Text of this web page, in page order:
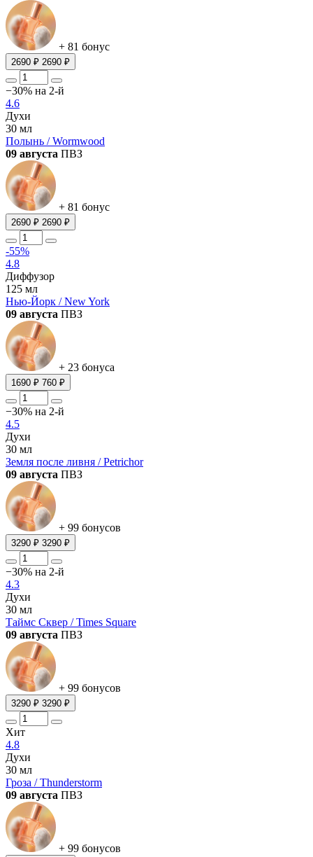
+ 81 бонус
2690 ₽ 2690 ₽
−30% на 2-й
4.6
Духи
30 мл
Полынь / Wormwood
09 августа ПВЗ
+ 81 бонус
2690 ₽ 2690 ₽
-55%
4.8
Диффузор
125 мл
Нью-Йорк / New York
09 августа ПВЗ
+ 23 бонуса
1690 ₽ 760 ₽
−30% на 2-й
4.5
Духи
30 мл
Земля после ливня / Petrichor
09 августа ПВЗ
+ 99 бонусов
3290 ₽ 3290 ₽
−30% на 2-й
4.3
Духи
30 мл
Таймс Сквер / Times Square
09 августа ПВЗ
+ 99 бонусов
3290 ₽ 3290 ₽
Хит
4.8
Духи
30 мл
Гроза / Thunderstorm
09 августа ПВЗ
+ 99 бонусов